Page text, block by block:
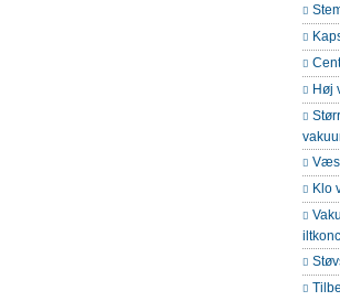
Høj
Klo